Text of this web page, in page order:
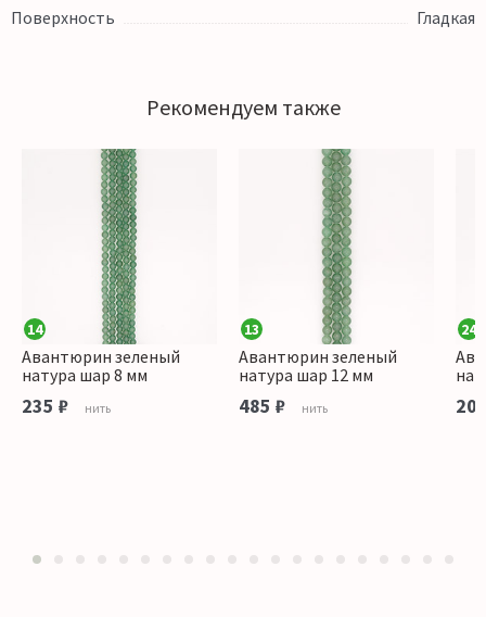
Поверхность
Гладкая
Рекомендуем также
14
Авантюрин зеленый
натура шар 8 мм
235 ₽ нить
13
Авантюрин зеленый
натура шар 12 мм
485 ₽ нить
24